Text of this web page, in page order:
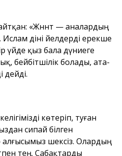
«Жәннәт — аналардың
діні әйелдерді ерекше
үйде қыз бала дүниеге
бейбітшілік болады, ата-
дейді.
көтеріп, туған
сипай білген
шексіз. Олардың
тең. Сабақтарды